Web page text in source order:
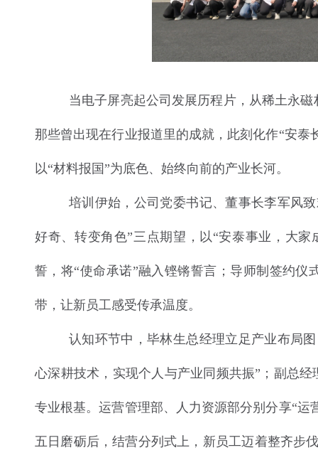
当电子屏亮起公司发展历程片，从稀土永
那些曾出现在行业报道里的成就，此刻化作“安
以“材料报国”为底色、始终向前的产业长河。
培训伊始，公司党委书记、董事长李军风
好奇、转变角色”三点期望，以“安泰事业，大
誓，将“使命承诺”融入铿锵誓言；导师制签约仪
带，让新员工感受传承温度。
认知环节中，毕林生总经理立足产业布局
心深耕技术，实现个人与产业同频共振”；副总
专业根基。运营管理部、人力资源部分别分享“运
五日磨砺后，结营分列式上，新员工迈着整齐步